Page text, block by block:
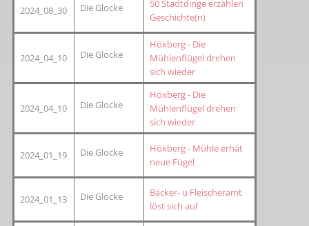
2024_08_30 Die Glocke
50 Stadtdinge erzählen
Geschichte(n)
2024_04_10 Die Glocke
Höxberg - Die
Mühlenflügel drehen
sich wieder
2024_04_10 Die Glocke
Höxberg - Die
Mühlenflügel drehen
sich wieder
2024_01_19 Die Glocke
Höxberg - Mühle erhät
neue Fügel
2024_01_13 Die Glocke
Bäcker- u Fleischeramt
löst sich auf